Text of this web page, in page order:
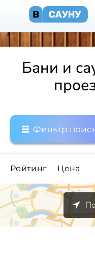
Бани и
Фильтр
Рейтинг Цена